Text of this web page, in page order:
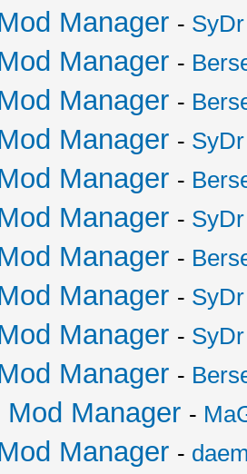
Manager - SyDr
Manager -
Manager -
Manager - SyDr
Manager -
Manager - SyDr
Manager -
Manager - SyDr
Manager - SyDr
Manager -
Manager -
Manager -